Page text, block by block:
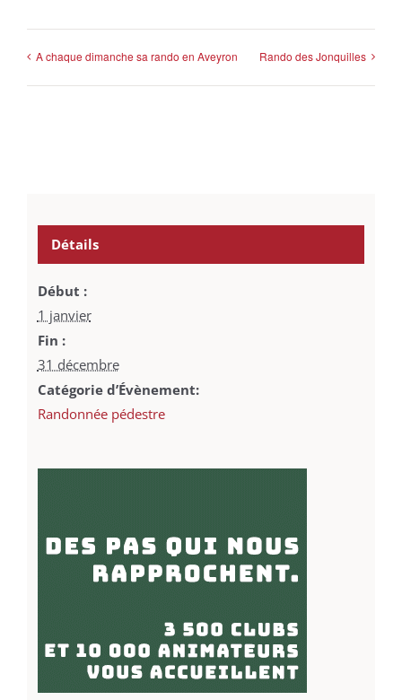
A chaque dimanche sa rando en Aveyron Rando des Jonquilles
Détails
Début :
1 janvier
Fin :
31 décembre
Catégorie d’Évènement:
Randonnée pédestre